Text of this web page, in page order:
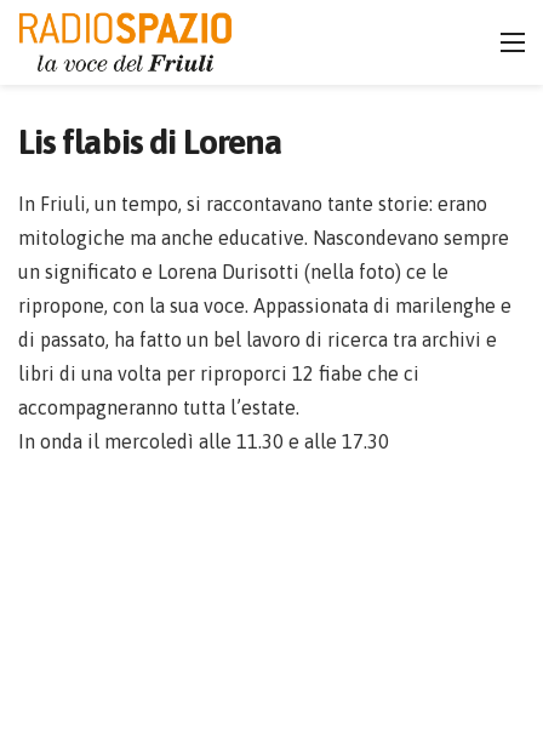
Lis flabis di Lorena
In Friuli, un tempo, si raccontavano tante storie: erano
mitologiche ma anche educative. Nascondevano sempre
un significato e Lorena Durisotti (nella foto) ce le
ripropone, con la sua voce. Appassionata di marilenghe e
di passato, ha fatto un bel lavoro di ricerca tra archivi e
libri di una volta per riproporci 12 fiabe che ci
accompagneranno tutta l’estate.
In onda il mercoledì alle 11.30 e alle 17.30